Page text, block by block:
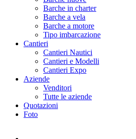
Barche in charter
Barche a vela
Barche a motore
Tipo imbarcazione
Cantieri
Cantieri Nautici
Cantieri e Modelli
Cantieri Expo
Aziende
Venditori
Tutte le aziende
Quotazioni
Foto